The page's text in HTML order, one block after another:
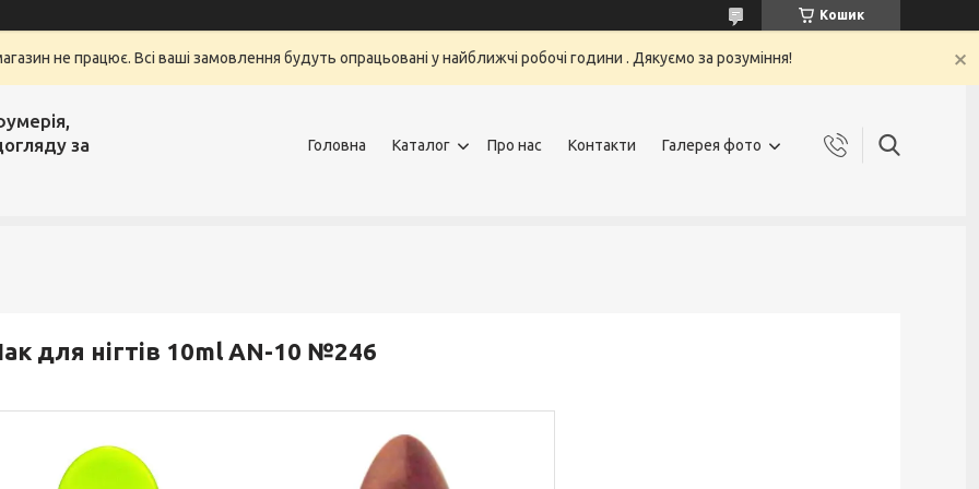
Кошик
не працює. Всі ваші замовлення будуть опрацьовані у найближчі робочі години . Дякуємо за розуміння!
за
Головна Каталог Про нас Контакти Галерея фото
для нігтів 10ml AN-10 №246